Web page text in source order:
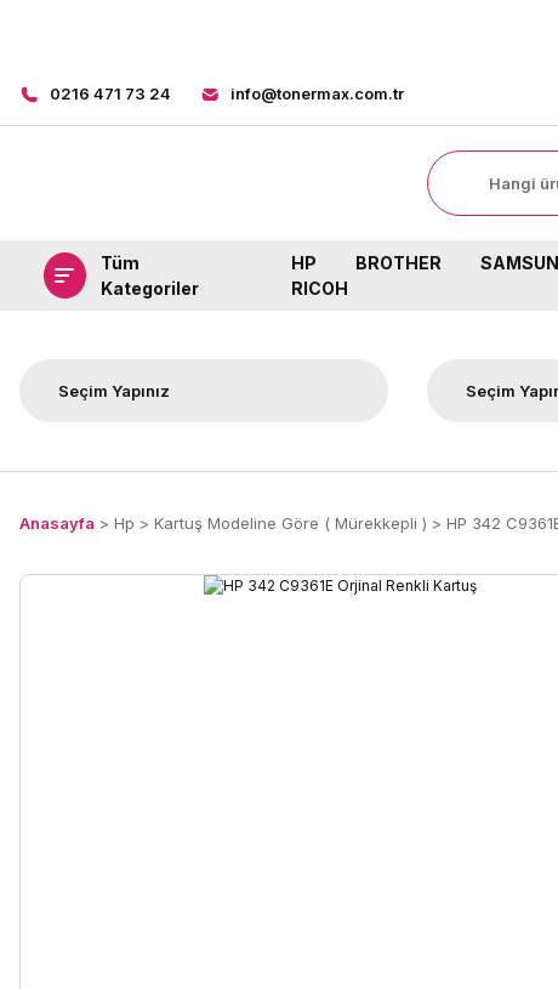
0216 471 73 24 info@tonermax.com.tr
Tüm
Kategoriler
HP BROTHER
RICOH
Anasayfa Hp Kartuş Modeline Göre ( Mürekkepli ) HP 342